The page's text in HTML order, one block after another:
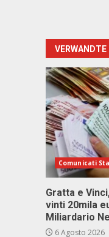
VERWANDTE
Comunicati
Gratta e
vinti 20mila
Miliardario
6 Agosto 2026